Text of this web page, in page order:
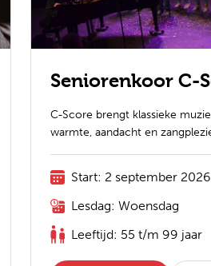
Seniorenkoor C-
C-Score brengt klassieke
warmte, aandacht en
Start: 2 september 2026
Lesdag: Woensdag
Leeftijd: 55 t/m 99 jaar